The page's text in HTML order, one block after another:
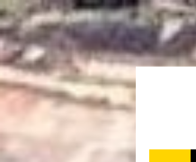
Skip
to